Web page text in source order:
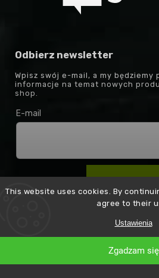
This website uses cookies. By
agree to their
Ustawienia
Zgadzam się
Odbierz newsletter
Wpisz swój e-mail, a my będziemy
informacje na temat nowych
shop.
E-mail